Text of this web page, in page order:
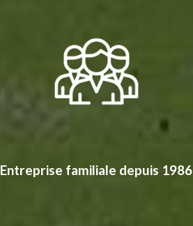
Entreprise familiale depuis 1986